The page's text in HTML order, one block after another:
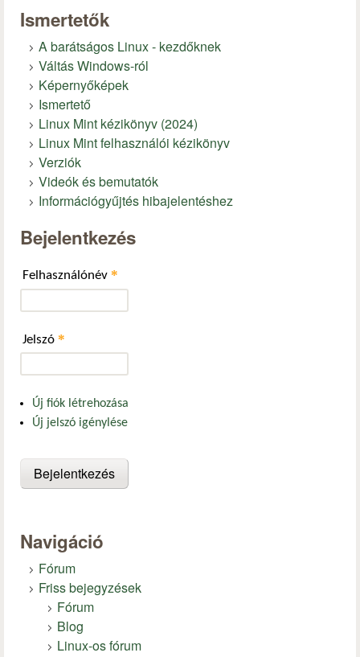
Ismertetők
A barátságos Linux - kezdőknek
Váltás Windows-ról
Képernyőképek
Ismertető
Linux Mint kézikönyv (2024)
Linux Mint felhasználói kézikönyv
Verziók
Videók és bemutatók
Információgyűjtés hibajelentéshez
Bejelentkezés
Felhasználónév *
Jelszó *
Új fiók létrehozása
Új jelszó igénylése
Navigáció
Fórum
Friss bejegyzések
Fórum
Blog
Linux-os fórum